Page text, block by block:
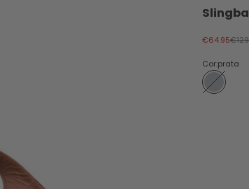
Preço
€64.95
Cor:prata
prata